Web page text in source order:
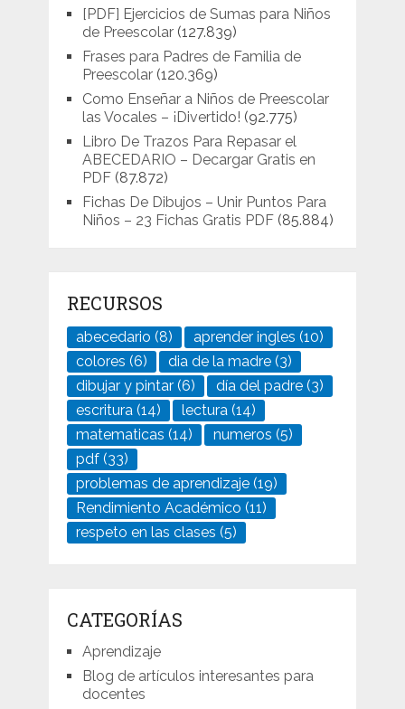
[PDF] Ejercicios de Sumas para Niños
de Preescolar (127.839)
Frases para Padres de Familia de
Preescolar (120.369)
Como Enseñar a Niños de Preescolar
las Vocales – ¡Divertido! (92.775)
Libro De Trazos Para Repasar el
ABECEDARIO – Decargar Gratis en
PDF (87.872)
Fichas De Dibujos – Unir Puntos Para
Niños – 23 Fichas Gratis PDF (85.884)
RECURSOS
abecedario (8) aprender ingles (10)
colores (6) dia de la madre (3)
dibujar y pintar (6) día del padre (3)
escritura (14) lectura (14)
matematicas (14) numeros (5)
pdf (33)
problemas de aprendizaje (19)
Rendimiento Académico (11)
respeto en las clases (5)
CATEGORÍAS
Aprendizaje
Blog de artículos interesantes para
docentes